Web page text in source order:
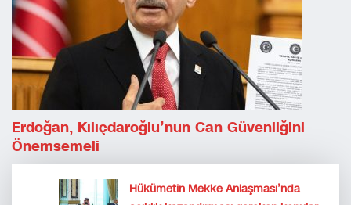
Erdoğan, Kılıçdaroğlu’nun Can Güvenliğini
Önemsemeli
Hükümetin Mekke Anlaşması’nda